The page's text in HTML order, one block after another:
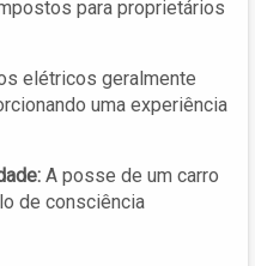
para proprietários
elétricos geralmente
uma experiência
A posse de um carro
de consciência